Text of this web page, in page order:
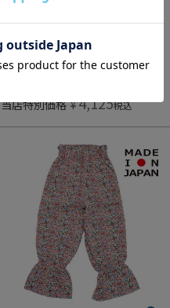
当店特別価格 ¥4,125税込